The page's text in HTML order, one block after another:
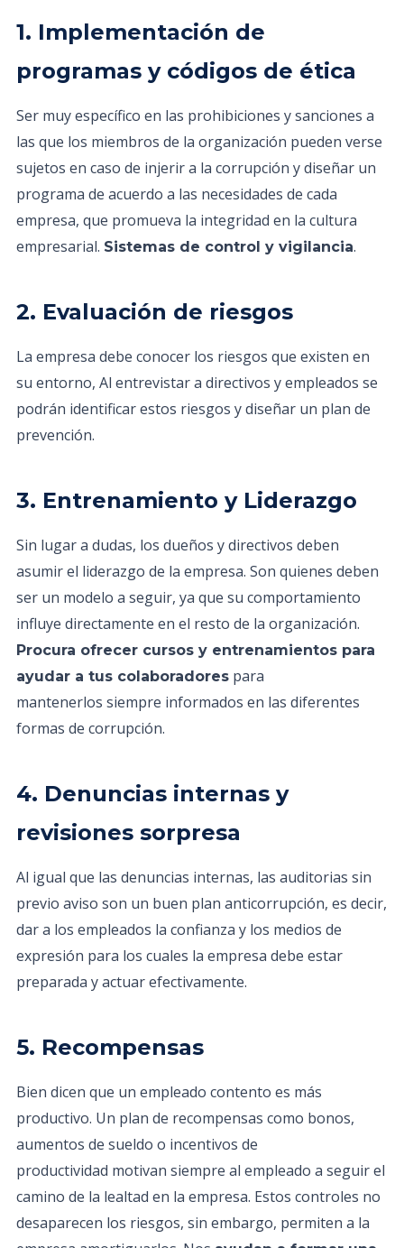
1. Implementación de
programas y códigos de ética
Ser muy específico en las prohibiciones y sanciones a
las que los miembros de la organización pueden verse
sujetos en caso de injerir a la corrupción y diseñar un
programa de acuerdo a las necesidades de cada
empresa, que promueva la integridad en la cultura
empresarial. Sistemas de control y vigilancia.
2. Evaluación de riesgos
La empresa debe conocer los riesgos que existen en
su entorno, Al entrevistar a directivos y empleados se
podrán identificar estos riesgos y diseñar un plan de
prevención.
3. Entrenamiento y Liderazgo
Sin lugar a dudas, los dueños y directivos deben
asumir el liderazgo de la empresa. Son quienes deben
ser un modelo a seguir, ya que su comportamiento
influye directamente en el resto de la organización.
Procura ofrecer cursos y entrenamientos para
ayudar a tus colaboradores para
mantenerlos siempre informados en las diferentes
formas de corrupción.
4. Denuncias internas y
revisiones sorpresa
Al igual que las denuncias internas, las auditorias sin
previo aviso son un buen plan anticorrupción, es decir,
dar a los empleados la confianza y los medios de
expresión para los cuales la empresa debe estar
preparada y actuar efectivamente.
5. Recompensas
Bien dicen que un empleado contento es más
productivo. Un plan de recompensas como bonos,
aumentos de sueldo o incentivos de
productividad motivan siempre al empleado a seguir el
camino de la lealtad en la empresa. Estos controles no
desaparecen los riesgos, sin embargo, permiten a la